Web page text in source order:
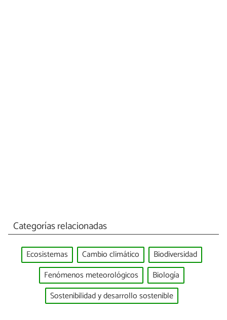
Categorías relacionadas
Ecosistemas Cambio climático
Biodiversidad
Fenómenos meteorológicos
Biología
Sostenibilidad y desarrollo sostenible